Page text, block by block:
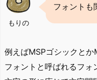
もりの
フォントも
例えばMSPゴシックと
フォントと呼ばれるフォ